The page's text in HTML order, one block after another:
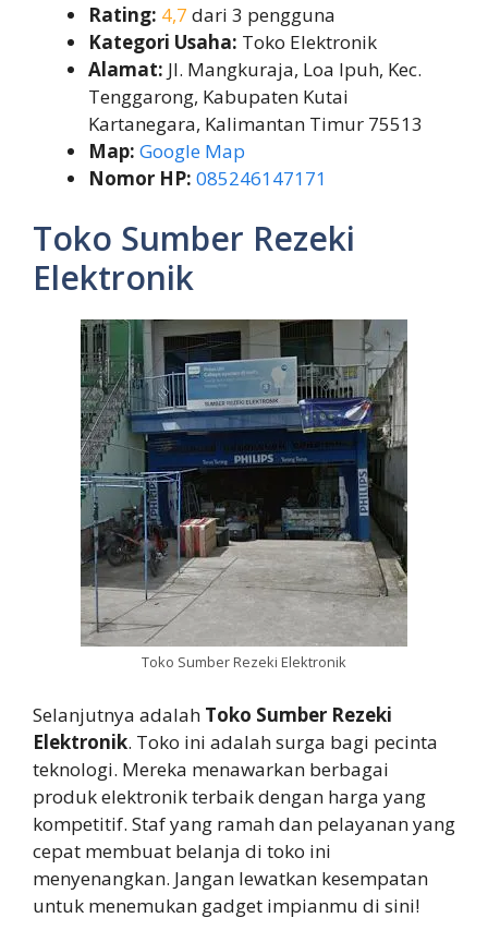
Rating: 4,7 dari 3 pengguna
Kategori Usaha: Toko Elektronik
Alamat: Jl. Mangkuraja, Loa Ipuh, Kec.
Tenggarong, Kabupaten Kutai
Kartanegara, Kalimantan Timur 75513
Map: Google Map
Nomor HP: 085246147171
Toko Sumber Rezeki
Elektronik
Toko Sumber Rezeki Elektronik
Selanjutnya adalah Toko Sumber Rezeki
Elektronik. Toko ini adalah surga bagi pecinta
teknologi. Mereka menawarkan berbagai
produk elektronik terbaik dengan harga yang
kompetitif. Staf yang ramah dan pelayanan yang
cepat membuat belanja di toko ini
menyenangkan. Jangan lewatkan kesempatan
untuk menemukan gadget impianmu di sini!